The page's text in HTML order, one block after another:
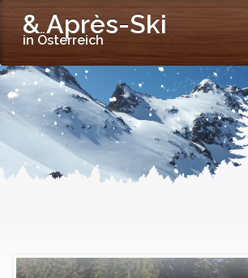
& Après-Ski
in Österreich